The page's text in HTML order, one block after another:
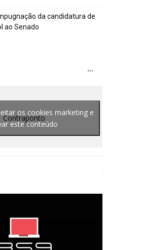
da candidatura de
ao Senado
Contraponto
os cookies marketing e
este conteúdo